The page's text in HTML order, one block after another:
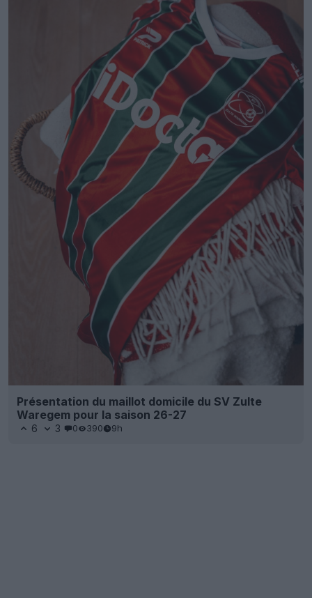
Présentation du maillot domicile du SV Zulte
Waregem pour la saison 26-27
6 3 0 390 9h